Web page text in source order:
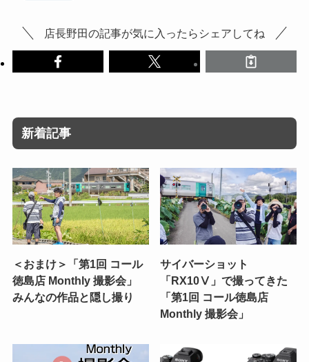
店長野田の記事が気に入ったらシェアしてね
新着記事
＜おまけ＞「第1回 コール
徳島店 Monthly 撮影会」
みんなの作品と隠し撮り
サイバーショット
「RX10Ⅴ」で撮ってきた
「第1回 コール徳島店
Monthly 撮影会」